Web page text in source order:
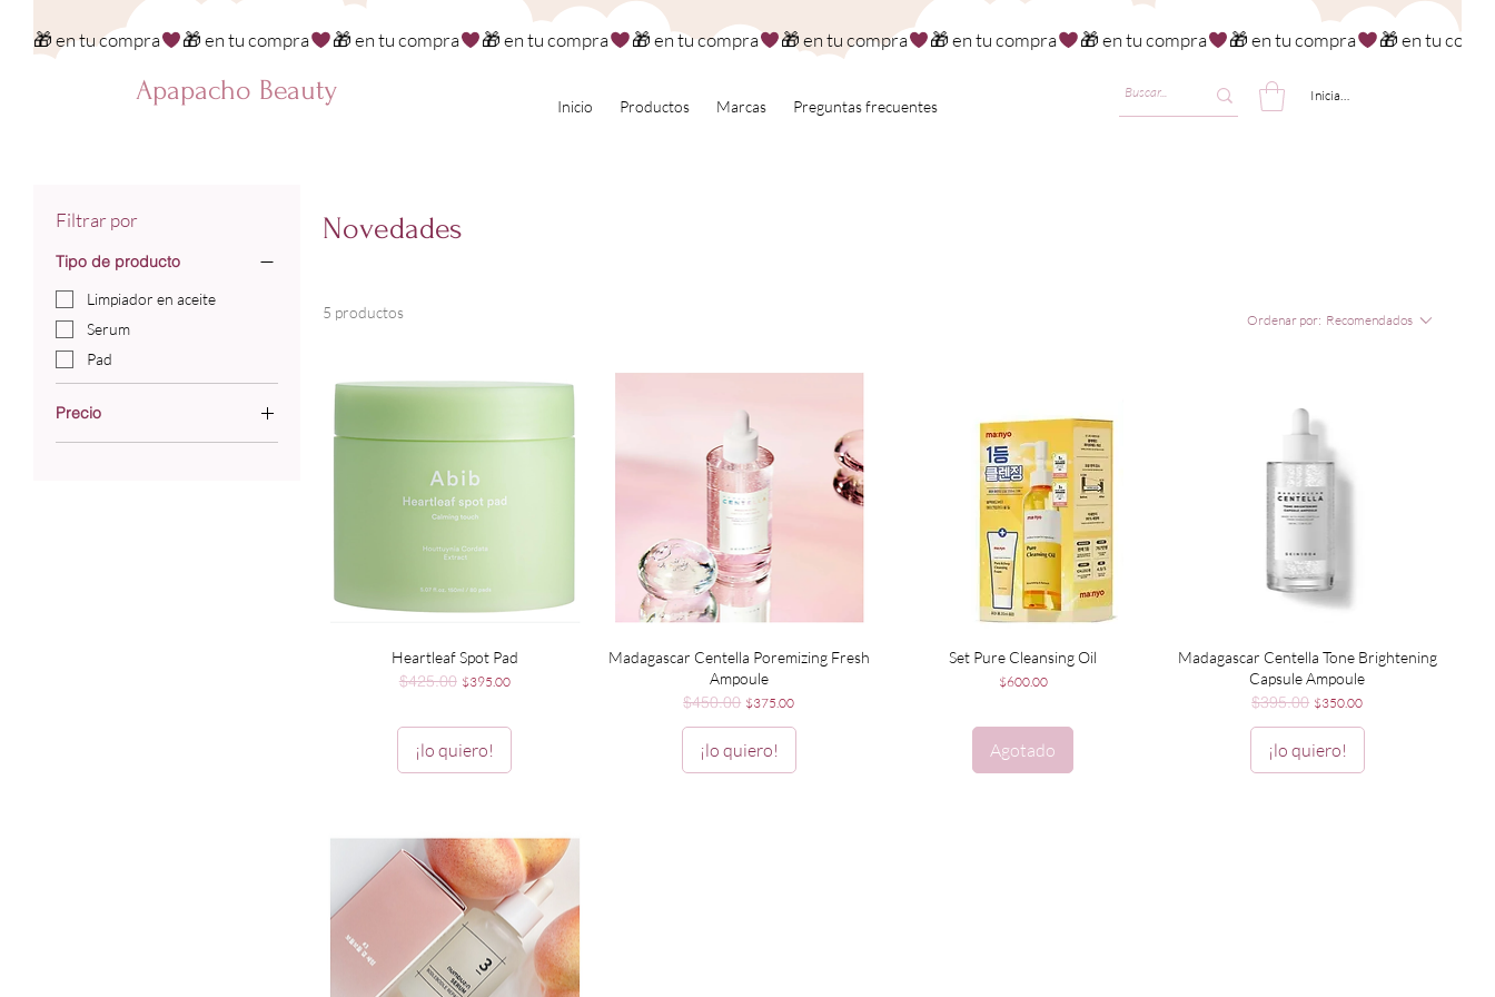
🎁 en tu compra
Apapacho Beauty Iniciar sesión
Inicio Productos Marcas Preguntas frecuentes
Filtrar por
Tipo de producto
Limpiador en aceite
Serum
Pad
Precio
Novedades
5 productos Ordenar por: Recomendados
Vista rápida
Heartleaf Spot Pad
Precio
$425.00 Precio de oferta
$395.00
¡lo quiero!
Vista rápida
Madagascar Centella Poremizing Fresh
Ampoule
Precio
$450.00 Precio de oferta
$375.00
¡lo quiero!
Vista rápida
Set Pure Cleansing Oil
Precio
$600.00
Agotado
Vista rápida
Madagascar Centella Tone Brightening
Capsule Ampoule
Precio
$395.00 Precio de oferta
$350.00
¡lo quiero!